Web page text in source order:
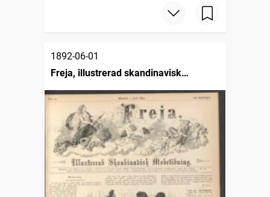
1892-06-01
Freja, illustrerad skandinavisk
modetidning